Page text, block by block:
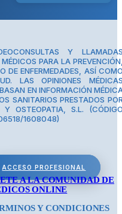
Y
PARA LA
DE ENFERMEDADES, ASÍ
LAS OPINIONES
EN INFORMACIÓN
SANITARIOS PRESTADOS
Y OSTEOPATIA, S.L.
1608048)
ACCESO PROFESIONAL
A LA COMUNIDAD DE
ONLINE
Y CONDICIONES